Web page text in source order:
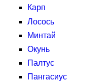
Карп
Лосось
Минтай
Окунь
Палтус
Пангасиус